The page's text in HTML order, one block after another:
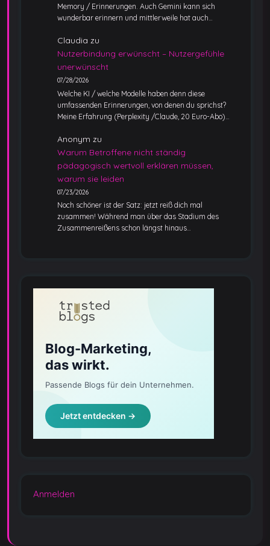
Memory / Erinnerungen. Auch Gemini kann sich
wunderbar erinnern und mittlerweile hat auch…
Claudia zu
Nutzerbindung erwünscht – Nutzergefühle
unerwünscht
07/28/2026
Welche KI / welche Modelle haben denn diese
umfassenden Erinnerungen, von denen du sprichst?
Meine Erfahrung (Perplexity /Claude, 20 Euro-Abo)…
Anonym zu
Warum Betroffene nicht ständig
pädagogisch wertvoll erklären müssen,
warum sie leiden
07/23/2026
Noch schöner ist der Satz: jetzt reiß dich mal
zusammen! Während man über das Stadium des
Zusammenreißens schon längst hinaus…
Anmelden